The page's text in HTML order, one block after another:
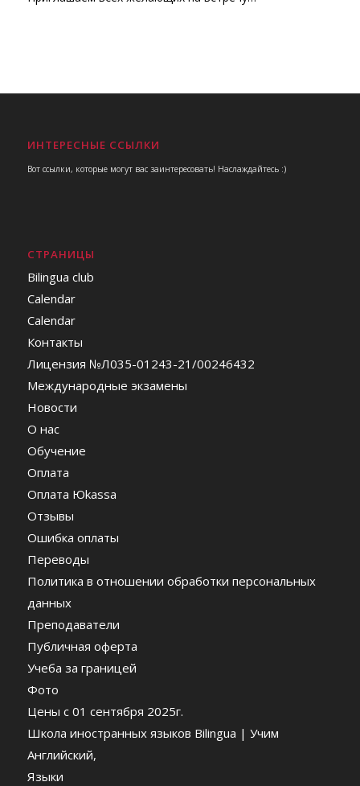
ИНТЕРЕСНЫЕ ССЫЛКИ
Вот ссылки, которые могут вас заинтересовать! Наслаждайтесь :)
СТРАНИЦЫ
Bilingua club
Calendar
Calendar
Контакты
Лицензия №Л035-01243-21/00246432
Международные экзамены
Новости
О нас
Обучение
Оплата
Оплата Юkassa
Отзывы
Ошибка оплаты
Переводы
Политика в отношении обработки персональных
данных
Преподаватели
Публичная оферта
Учеба за границей
Фото
Цены c 01 сентября 2025г.
Школа иностранных языков Bilingua | Учим
Английский,
Языки